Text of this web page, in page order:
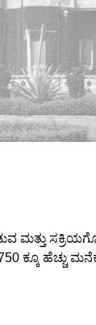
ಕ್ಕೂ ಹೆಚ್ಚು